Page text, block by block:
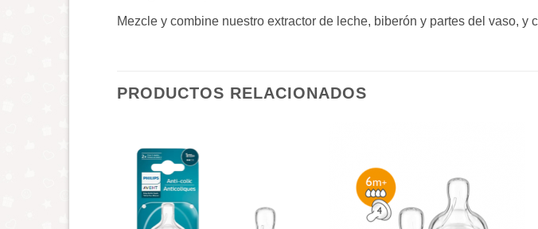
Mezcle y combine nuestro extractor de leche, biberón y partes del vaso, y
PRODUCTOS RELACIONADOS